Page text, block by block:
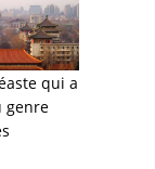
qui a
genre